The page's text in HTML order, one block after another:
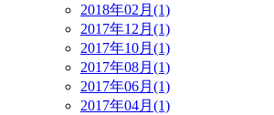
2018年02月(1)
2017年12月(1)
2017年10月(1)
2017年08月(1)
2017年06月(1)
2017年04月(1)